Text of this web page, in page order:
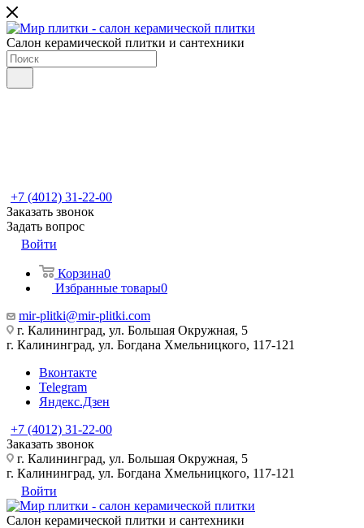
Салон керамической плитки и сантехники
+7 (4012) 31-22-00
Заказать звонок
Задать вопрос
Войти
Корзина0
Избранные товары0
mir-plitki@mir-plitki.com
г. Калининград, ул. Большая Окружная, 5
г. Калининград, ул. Богдана Хмельницкого, 117-121
Вконтакте
Telegram
Яндекс.Дзен
+7 (4012) 31-22-00
Заказать звонок
г. Калининград, ул. Большая Окружная, 5
г. Калининград, ул. Богдана Хмельницкого, 117-121
Войти
Салон керамической плитки и сантехники